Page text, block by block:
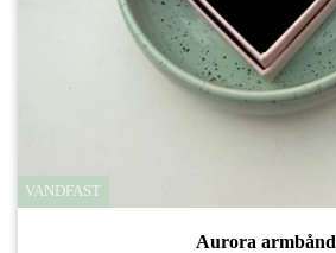
VANDFAST
Aurora armbånd